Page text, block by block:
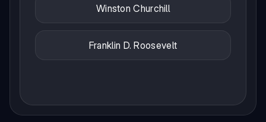
Winston Churchill
Franklin D. Roosevelt